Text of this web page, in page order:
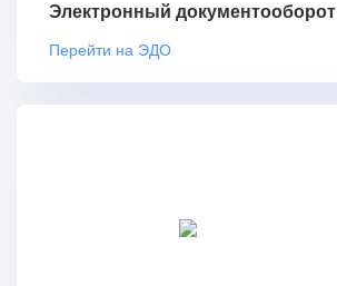
Электронный документооборот
Перейти на ЭДО